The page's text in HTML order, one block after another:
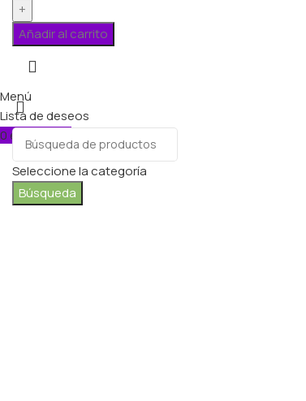
Añadir al carrito
Seleccione la categoría
Búsqueda
Menú
Lista de deseos
0 elementos